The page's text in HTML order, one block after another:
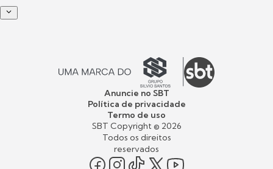
Anuncie no SBT
Política de privacidade
Termo de uso
SBT Copyright © 2026
Todos os direitos
reservados